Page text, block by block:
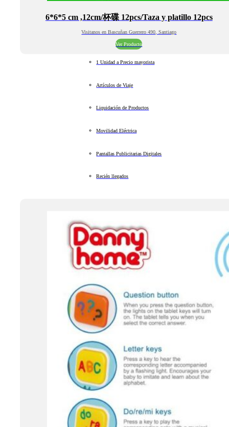
6*6*5 cm ,12cm/杯碟 12pcs/Taza y platillo 12pcs
Visitanos en Bascuñan Guerrero 490, Santiago
Ver Producto
1 Unidad a Precio mayorista
Artículos de Viaje
Liquidación de Productos
Movilidad Eléctrica
Pantallas Publicitarias Digitales
Recién llegados